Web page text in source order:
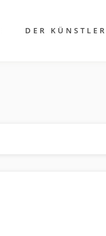
DER KÜNSTLER